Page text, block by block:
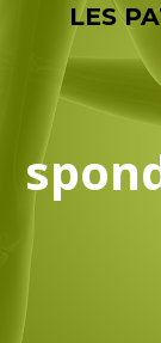
LES